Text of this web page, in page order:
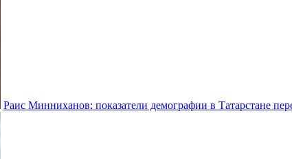
Раис Минниханов: показатели демографии в Татарстане